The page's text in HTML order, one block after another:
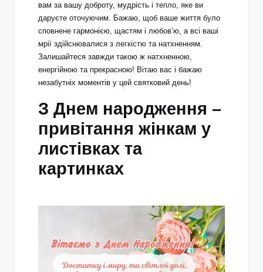
вам за вашу доброту, мудрість і тепло, яке ви
даруєте оточуючим. Бажаю, щоб ваше життя було
сповнене гармонією, щастям і любов’ю, а всі ваші
мрії здійснювалися з легкістю та натхненням.
Залишайтеся завжди такою ж натхненною,
енергійною та прекрасною! Вітаю вас і бажаю
незабутніх моментів у цей святковий день!
З Днем народження –
привітання жінкам у
листівках та
картинках